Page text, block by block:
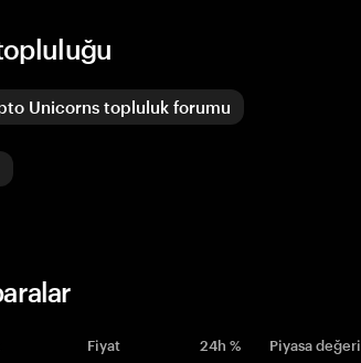
Unicorns topluluk forumu
Fiyat 24h % Piyasa değeri